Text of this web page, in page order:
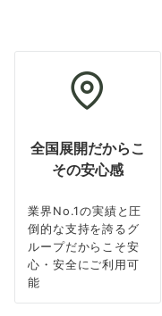
全国展開だからこ
その安心感
業界No.1の実績と圧
倒的な支持を誇るグ
ループだからこそ安
心・安全にご利用可
能